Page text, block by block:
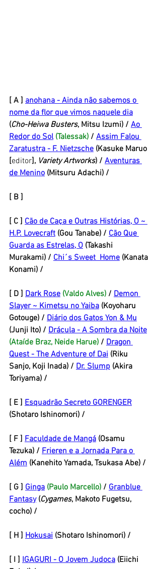
[ A ] anohana - Ainda não sabemos o
nome da flor que vimos naquele dia
(Cho-Heiwa Busters, Mitsu Izumi) / Ao
Redor do Sol (Talessak) / Assim Falou
Zaratustra - F. Nietzsche (Kasuke Maruo
[editor], Variety Artworks) / Aventuras
de Menino (Mitsuru Adachi) /
[ B ]
[ C ] Cão de Caça e Outras Histórias, O ~
H.P. Lovecraft (Gou Tanabe) / Cão Que
Guarda as Estrelas, O (Takashi
Murakami) / Chi´s Sweet  Home (Kanata
Konami) /
[ D ] Dark Rose (Valdo Alves) / Demon
Slayer ~ Kimetsu no Yaiba (Koyoharu
Gotouge) / Diário dos Gatos Yon & Mu
(Junji Ito) / Drácula - A Sombra da Noite
(Ataíde Braz, Neide Harue) / Dragon
Quest - The Adventure of Dai (Riku
Sanjo, Koji Inada) / Dr. Slump (Akira
Toriyama) /
[ E ] Esquadrão Secreto GORENGER
(Shotaro Ishinomori) /
[ F ] Faculdade de Mangá (Osamu
Tezuka) / Frieren e a Jornada Para o
Além (Kanehito Yamada, Tsukasa Abe) /
[ G ] Ginga (Paulo Marcello) / Granblue
Fantasy (Cygames, Makoto Fugetsu,
cocho) /
[ H ] Hokusai (Shotaro Ishinomori) /
[ I ] IGAGURI - O Jovem Judoca (Eiichi